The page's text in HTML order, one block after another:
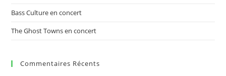
Bass Culture en concert
The Ghost Towns en concert
Commentaires Récents